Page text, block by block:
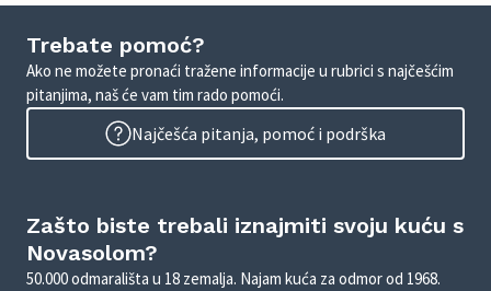
Trebate pomoć?
Ako ne možete pronaći tražene informacije u rubrici s najčešćim
pitanjima, naš će vam tim rado pomoći.
Najčešća pitanja, pomoć i podrška
Zašto biste trebali iznajmiti svoju kuću s
Novasolom?
50.000 odmarališta u 18 zemalja. Najam kuća za odmor od 1968.